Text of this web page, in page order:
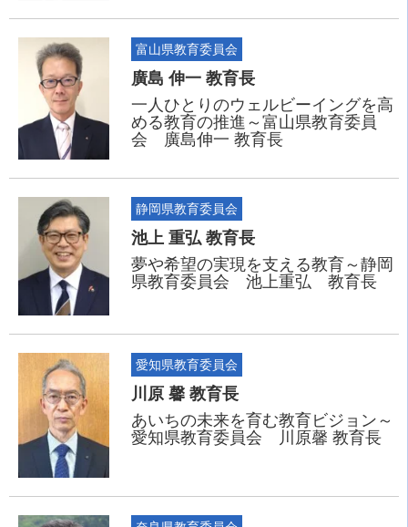
富山県教育委員会
廣島 伸一 教育長
一人ひとりのウェルビーイングを高
める教育の推進～富山県教育委員
会 廣島伸一 教育長
静岡県教育委員会
池上 重弘 教育長
夢や希望の実現を支える教育～静岡
県教育委員会 池上重弘 教育長
愛知県教育委員会
川原 馨 教育長
あいちの未来を育む教育ビジョン～
愛知県教育委員会 川原馨 教育長